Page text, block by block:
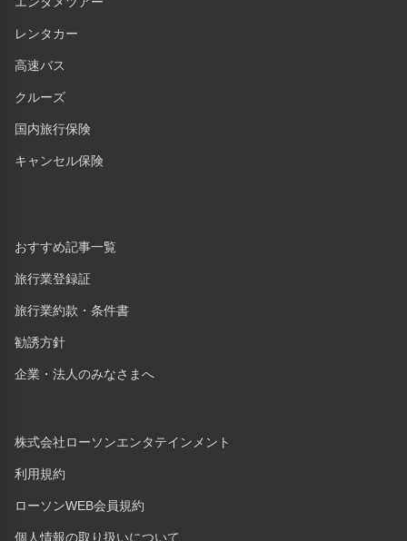
レンタカー
高速バス
クルーズ
国内旅行保険
キャンセル保険
おすすめ記事一覧
旅行業登録証
旅行業約款・条件書
勧誘方針
企業・法人のみなさまへ
株式会社ローソンエンタテインメント
利用規約
ローソンWEB会員規約
個人情報の取り扱いについて